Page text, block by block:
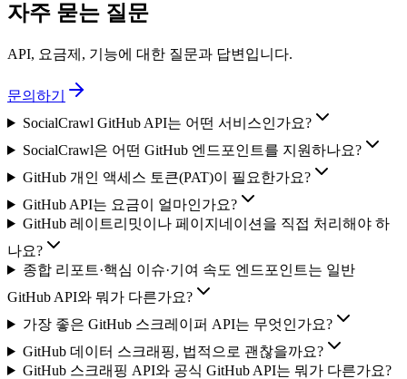
자주 묻는 질문
API, 요금제, 기능에 대한 질문과 답변입니다.
문의하기
SocialCrawl GitHub API는 어떤 서비스인가요?
SocialCrawl은 어떤 GitHub 엔드포인트를 지원하나요?
GitHub 개인 액세스 토큰(PAT)이 필요한가요?
GitHub API는 요금이 얼마인가요?
GitHub 레이트리밋이나 페이지네이션을 직접 처리해야 하
나요?
종합 리포트·핵심 이슈·기여 속도 엔드포인트는 일반
GitHub API와 뭐가 다른가요?
가장 좋은 GitHub 스크레이퍼 API는 무엇인가요?
GitHub 데이터 스크래핑, 법적으로 괜찮을까요?
GitHub 스크래핑 API와 공식 GitHub API는 뭐가 다른가요?